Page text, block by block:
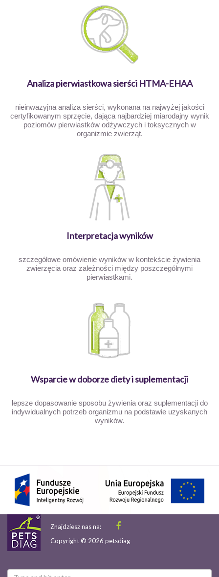
Analiza pierwiastkowa sierści HTMA-EHAA
nieinwazyjna analiza sierści, wykonana na najwyżej jakości
certyfikowanym sprzęcie, dająca najbardziej miarodajny wynik
poziomów pierwiastków odżywczych i toksycznych w
organizmie zwierząt.
Interpretacja wyników
szczegółowe omówienie wyników w kontekście żywienia
zwierzęcia oraz zależności między poszczególnymi
pierwiastkami.
Wsparcie w doborze diety i suplementacji
lepsze dopasowanie sposobu żywienia oraz suplementacji do
indywidualnych potrzeb organizmu na podstawie uzyskanych
wyników.
Znajdziesz nas na:
Copyright © 2026 petsdiag